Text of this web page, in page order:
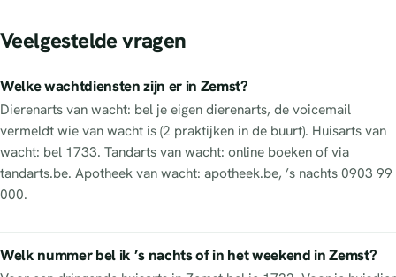
Veelgestelde vragen
Welke wachtdiensten zijn er in Zemst?
Dierenarts van wacht: bel je eigen dierenarts, de voicemail
vermeldt wie van wacht is (2 praktijken in de buurt). Huisarts van
wacht: bel 1733. Tandarts van wacht: online boeken of via
tandarts.be. Apotheek van wacht: apotheek.be, ’s nachts 0903 99
000.
Welk nummer bel ik ’s nachts of in het weekend in Zemst?